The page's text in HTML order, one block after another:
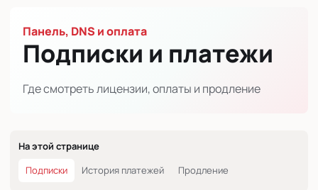
Панель, DNS и оплата
Подписки и платежи
Где смотреть лицензии, оплаты и продление
На этой странице
Подписки
История платежей Продление